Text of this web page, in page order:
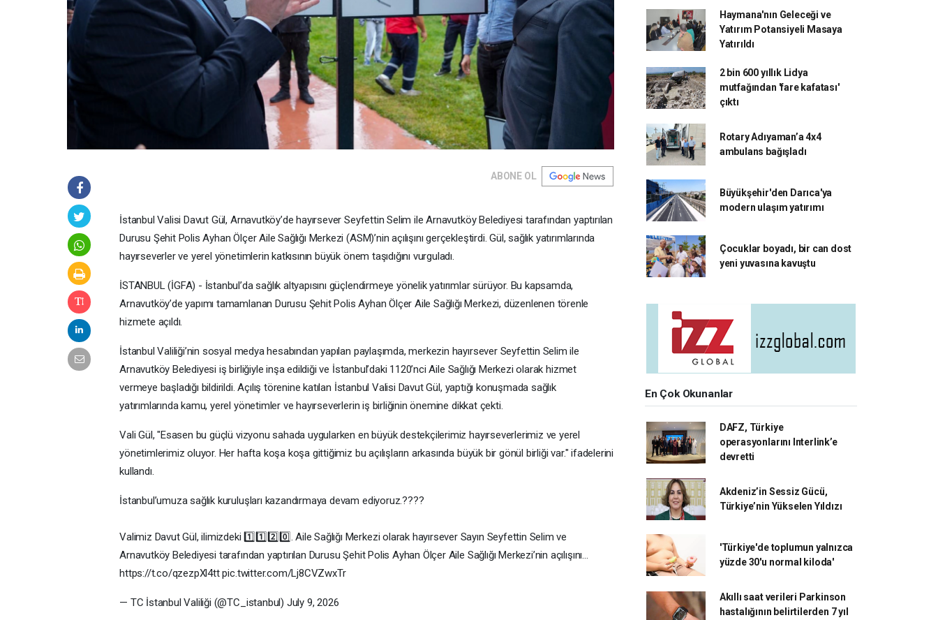
ABONE OL
İstanbul Valisi Davut Gül, Arnavutköy’de hayırsever Seyfettin Selim ile Arnavutköy Belediyesi tarafından yaptırılan
Durusu Şehit Polis Ayhan Ölçer Aile Sağlığı Merkezi (ASM)’nin açılışını gerçekleştirdi. Gül, sağlık yatırımlarında
hayırseverler ve yerel yönetimlerin katkısının büyük önem taşıdığını vurguladı.
İSTANBUL (İGFA) - İstanbul’da sağlık altyapısını güçlendirmeye yönelik yatırımlar sürüyor. Bu kapsamda,
Arnavutköy’de yapımı tamamlanan Durusu Şehit Polis Ayhan Ölçer Aile Sağlığı Merkezi, düzenlenen törenle
hizmete açıldı.
İstanbul Valiliği’nin sosyal medya hesabından yapılan paylaşımda, merkezin hayırsever Seyfettin Selim ile
Arnavutköy Belediyesi iş birliğiyle inşa edildiği ve İstanbul’daki 1120’nci Aile Sağlığı Merkezi olarak hizmet
vermeye başladığı bildirildi. Açılış törenine katılan İstanbul Valisi Davut Gül, yaptığı konuşmada sağlık
yatırımlarında kamu, yerel yönetimler ve hayırseverlerin iş birliğinin önemine dikkat çekti.
Vali Gül, "Esasen bu güçlü vizyonu sahada uygularken en büyük destekçilerimiz hayırseverlerimiz ve yerel
yönetimlerimiz oluyor. Her hafta koşa koşa gittiğimiz bu açılışların arkasında büyük bir gönül birliği var." ifadelerini
kullandı.
İstanbul’umuza sağlık kuruluşları kazandırmaya devam ediyoruz.????
Valimiz Davut Gül, ilimizdeki 1️⃣1️⃣2️⃣0️⃣. Aile Sağlığı Merkezi olarak hayırsever Sayın Seyfettin Selim ve
Arnavutköy Belediyesi tarafından yaptırılan Durusu Şehit Polis Ayhan Ölçer Aile Sağlığı Merkezi’nin açılışını…
https://t.co/qzezpXl4tt pic.twitter.com/Lj8CVZwxTr
— TC İstanbul Valiliği (@TC_istanbul) July 9, 2026
Haymana'nın Geleceği ve
Yatırım Potansiyeli Masaya
Yatırıldı
2 bin 600 yıllık Lidya
mutfağından 'fare kafatası'
çıktı
Rotary Adıyaman’a 4x4
ambulans bağışladı
Büyükşehir'den Darıca'ya
modern ulaşım yatırımı
Çocuklar boyadı, bir can dost
yeni yuvasına kavuştu
En Çok Okunanlar
DAFZ, Türkiye
operasyonlarını Interlink’e
devretti
Akdeniz’in Sessiz Gücü,
Türkiye’nin Yükselen Yıldızı
'Türkiye'de toplumun yalnızca
yüzde 30'u normal kiloda'
Akıllı saat verileri Parkinson
hastalığının belirtilerden 7 yıl